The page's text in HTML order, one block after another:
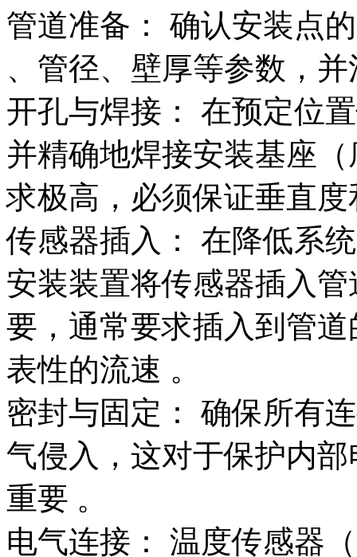
管道准备： 确认安装点
、管径、壁厚等参数，
开孔与焊接： 在预定位
并精确地焊接安装基座
求极高，必须保证垂直
传感器插入： 在降低系
安装装置将传感器插入
要，通常要求插入到管
表性的流速 。
密封与固定： 确保所有
气侵入，这对于保护内
重要 。
电气连接： 温度传感器